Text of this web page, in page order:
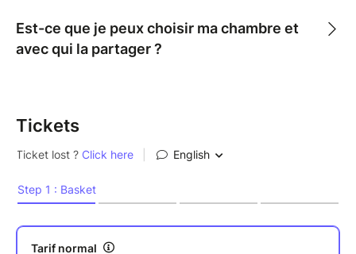
Est-ce que je peux choisir ma chambre et
avec qui la partager ?
Tickets